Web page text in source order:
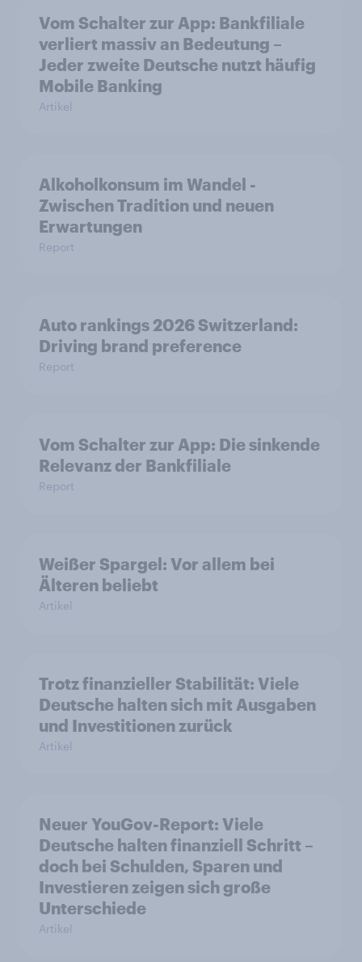
Vom Schalter zur App: Bankfiliale
verliert massiv an Bedeutung –
Jeder zweite Deutsche nutzt häufig
Mobile Banking
Artikel
Alkoholkonsum im Wandel​ -
Zwischen Tradition und neuen
Erwartungen
Report
Auto rankings 2026 Switzerland:
Driving brand preference
Report
Vom Schalter zur App: Die sinkende
Relevanz der Bankfiliale
Report
Weißer Spargel: Vor allem bei
Älteren beliebt
Artikel
Trotz finanzieller Stabilität: Viele
Deutsche halten sich mit Ausgaben
und Investitionen zurück
Artikel
Neuer YouGov-Report: Viele
Deutsche halten finanziell Schritt –
doch bei Schulden, Sparen und
Investieren zeigen sich große
Unterschiede
Artikel